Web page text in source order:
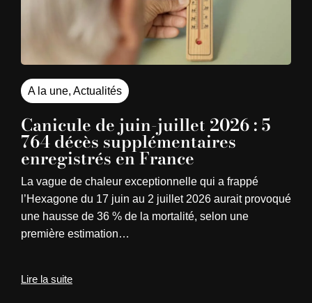
A la une, Actualités
Canicule de juin-juillet 2026 : 5
764 décès supplémentaires
enregistrés en France
La vague de chaleur exceptionnelle qui a frappé
l’Hexagone du 17 juin au 2 juillet 2026 aurait provoqué
une hausse de 36 % de la mortalité, selon une
première estimation…
Lire la suite